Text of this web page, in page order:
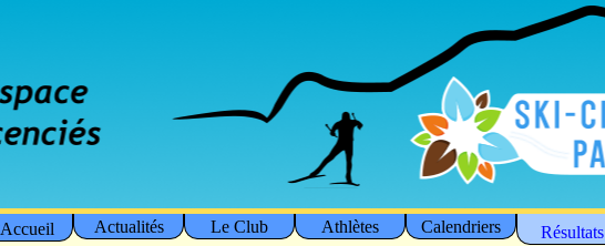
Accueil Actualités Le Club Athlètes Calendriers Résultats